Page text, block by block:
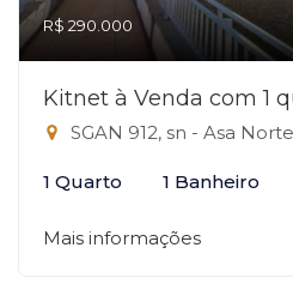
R$ 290.000
Kitnet à Venda com 1
SGAN 912, sn - Asa
1 Quarto 1 Banheiro
Mais informações